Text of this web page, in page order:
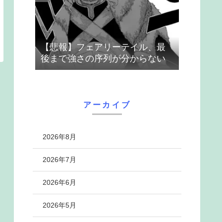
【悲報】フェアリーテイル、最
後まで強さの序列が分からない
アーカイブ
2026年8月
2026年7月
2026年6月
2026年5月